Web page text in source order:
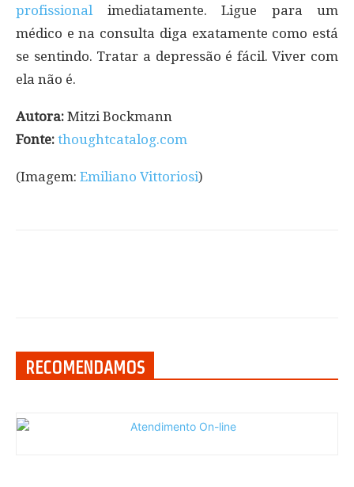
profissional imediatamente. Ligue para um
médico e na consulta diga exatamente como está
se sentindo. Tratar a depressão é fácil. Viver com
ela não é.
Autora: Mitzi Bockmann
Fonte: thoughtcatalog.com
(Imagem: Emiliano Vittoriosi)
RECOMENDAMOS